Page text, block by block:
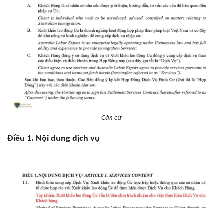
Căn cứ
Điều 1. Nội dung dịch vụ